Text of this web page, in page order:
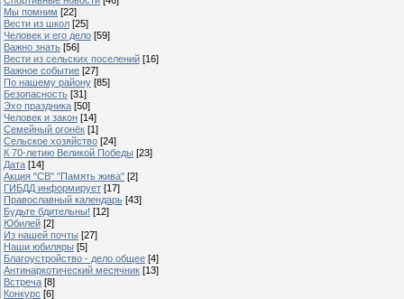
Мы помним [22]
Вести из школ [25]
Человек и его дело [59]
Важно знать [56]
Вести из сельских поселений [16]
Важное событие [27]
По нашему району [85]
Безопасность [31]
Эхо праздника [50]
Человек и закон [14]
Семейный огонёк [1]
Сельское хозяйство [24]
К 70-летию Великой Победы [23]
Дата [14]
Акция "СВ" "Память жива" [2]
ГИБДД информирует [17]
Православный календарь [43]
Будьте бдительны! [12]
Юбилей [2]
Из нашей почты [27]
Наши юбиляры [5]
Благоустройство - дело общее [4]
Антинаркотический месячник [13]
Встреча [8]
Конкурс [6]